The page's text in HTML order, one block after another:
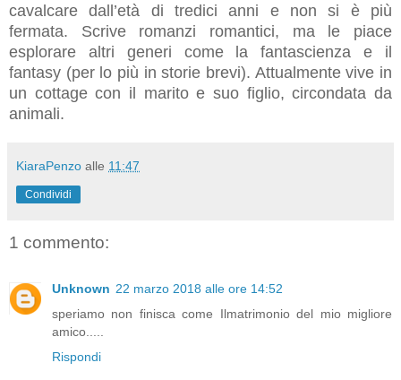
cavalcare dall’età di tredici anni e non si è più
fermata. Scrive romanzi romantici, ma le piace
esplorare altri generi come la fantascienza e il
fantasy (per lo più in storie brevi). Attualmente vive in
un cottage con il marito e suo figlio, circondata da
animali.
KiaraPenzo alle 11:47
Condividi
1 commento:
Unknown 22 marzo 2018 alle ore 14:52
speriamo non finisca come Ilmatrimonio del mio migliore
amico.....
Rispondi